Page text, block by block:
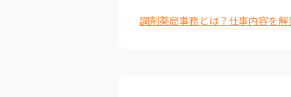
調剤薬局事務とは？仕事内容を解